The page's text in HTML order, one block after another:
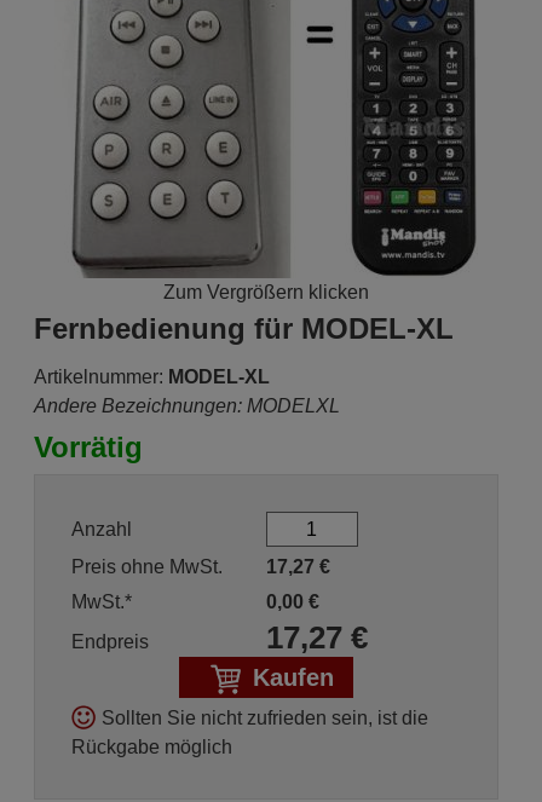
Zum Vergrößern klicken
Fernbedienung für MODEL-XL
Artikelnummer: MODEL-XL
Andere Bezeichnungen: MODELXL
Vorrätig
Anzahl
Preis ohne MwSt.
17,27 €
MwSt.*
0,00 €
Endpreis
17,27€
Kaufen
Sollten Sie nicht zufrieden sein, ist die
Rückgabe möglich